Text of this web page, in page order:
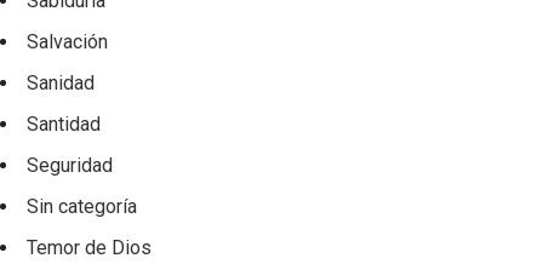
Salvación
Sanidad
Santidad
Seguridad
Sin categoría
Temor de Dios